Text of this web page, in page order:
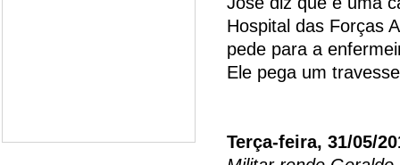
Hospital das Forças
pede para a
Ele pega um
Terça-feira, 31/05/